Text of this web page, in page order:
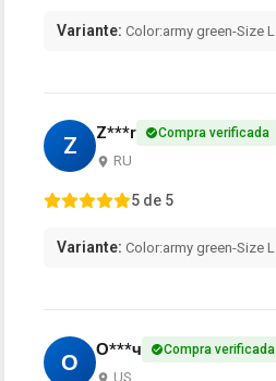
Variante: Color:army green-Size L
Z Z***r Compra verificada
RU
5 de 5
Variante: Color:army green-Size L
О О***ч Compra verificada
US